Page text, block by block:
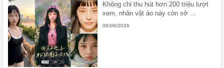
Không chỉ thu hút hơn 200 triệu lượt
xem, nhân vật ảo này còn sở ...
06/08/2026